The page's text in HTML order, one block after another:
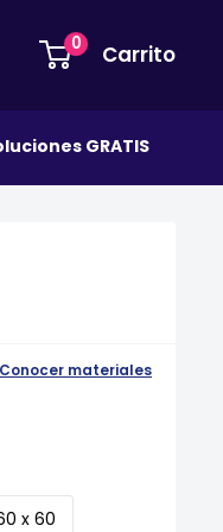
0 Carrito
GRATIS
Conocer materiales
x 60